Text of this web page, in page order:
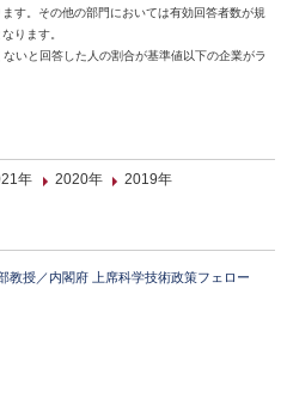
す。その他の部門においては有効回答者数が規
ります。
いと回答した人の割合が基準値以下の企業がラ
年 2020年 2019年
教授／内閣府 上席科学技術政策フェロー